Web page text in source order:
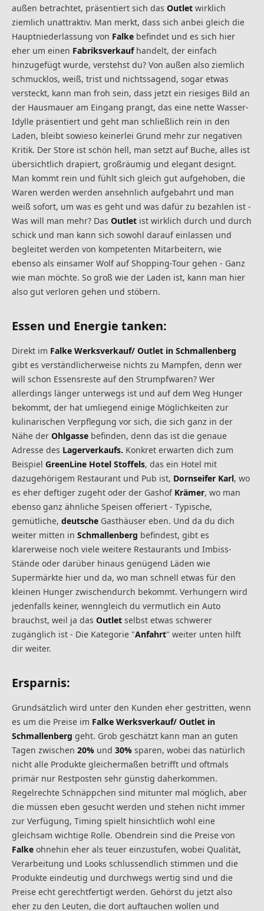
außen betrachtet, präsentiert sich das Outlet wirklich
ziemlich unattraktiv. Man merkt, dass sich anbei gleich die
Hauptniederlassung von Falke befindet und es sich hier
eher um einen Fabriksverkaufhandelt, der einfach
hinzugefügt wurde, verstehst du? Von außen also ziemlich
schmucklos, weiß, trist und nichtssagend, sogar etwas
versteckt, kann man froh sein, dass jetzt ein riesiges Bild an
der Hausmauer am Eingang prangt, das eine nette Wasser-
Idylle präsentiert und geht man schließlich rein in den
Laden, bleibt sowieso keinerlei Grund mehr zur negativen
Kritik. Der Store ist schön hell, man setzt auf Buche, alles ist
übersichtlich drapiert, großräumig und elegant designt.
Man kommt rein und fühlt sich gleich gut aufgehoben, die
Waren werden werden ansehnlich aufgebahrt und man
weiß sofort, um was es geht und was dafür zu bezahlen ist -
Was will man mehr? Das Outlet ist wirklich durch und durch
schick und man kann sich sowohl darauf einlassen und
begleitet werden von kompetenten Mitarbeitern, wie
ebenso als einsamer Wolf auf Shopping-Tour gehen - Ganz
wie man möchte. So groß wie der Laden ist, kann man hier
also gut verloren gehen und stöbern.
Essen und Energie tanken:
Direkt im Falke Werksverkauf/ Outlet in Schmallenberg
gibt es verständlicherweise nichts zu Mampfen, denn wer
will schon Essensreste auf den Strumpfwaren? Wer
allerdings länger unterwegs ist und auf dem Weg Hunger
bekommt, der hat umliegend einige Möglichkeiten zur
kulinarischen Verpflegung vor sich, die sich ganz in der
Nähe der Ohlgasse befinden, denn das ist die genaue
Adresse des Lagerverkaufs. Konkret erwarten dich zum
Beispiel GreenLine Hotel Stoffels, das ein Hotel mit
dazugehörigem Restaurant und Pub ist, Dornseifer Karl, wo
es eher deftiger zugeht oder der Gashof Krämer, wo man
ebenso ganz ähnliche Speisen offeriert - Typische,
gemütliche, deutsche Gasthäuser eben. Und da du dich
weiter mitten in Schmallenberg befindest, gibt es
klarerweise noch viele weitere Restaurants und Imbiss-
Stände oder darüber hinaus genügend Läden wie
Supermärkte hier und da, wo man schnell etwas für den
kleinen Hunger zwischendurch bekommt. Verhungern wird
jedenfalls keiner, wenngleich du vermutlich ein Auto
brauchst, weil ja das Outlet selbst etwas schwerer
zugänglich ist - Die Kategorie "Anfahrt" weiter unten hilft
dir weiter.
Ersparnis:
Grundsätzlich wird unter den Kunden eher gestritten, wenn
es um die Preise im Falke Werksverkauf/ Outlet in
Schmallenberg geht. Grob geschätzt kann man an guten
Tagen zwischen 20% und 30% sparen, wobei das natürlich
nicht alle Produkte gleichermaßen betrifft und oftmals
primär nur Restposten sehr günstig daherkommen.
Regelrechte Schnäppchen sind mitunter mal möglich, aber
die müssen eben gesucht werden und stehen nicht immer
zur Verfügung, Timing spielt hinsichtlich wohl eine
gleichsam wichtige Rolle. Obendrein sind die Preise von
Falke ohnehin eher als teuer einzustufen, wobei Qualität,
Verarbeitung und Looks schlussendlich stimmen und die
Produkte eindeutig und durchwegs wertig sind und die
Preise echt gerechtfertigt werden. Gehörst du jetzt also
eher zu den Leuten, die dort auftauchen wollen und